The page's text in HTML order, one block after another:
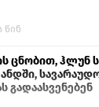
წინ
ცნობით, ჰლუნ
გადაასვენებენ